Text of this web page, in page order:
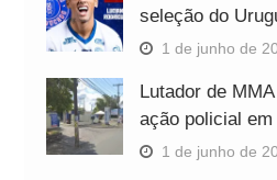
seleção do
1 de junho de
Lutador de
ação policial
1 de junho de